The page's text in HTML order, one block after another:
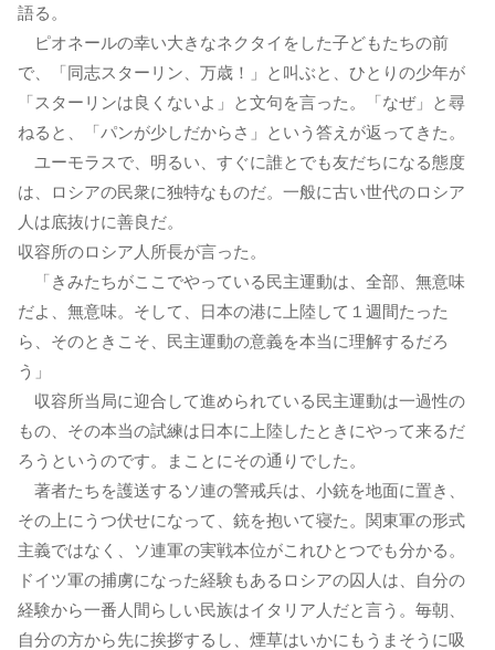
語る。
ピオネールの幸い大きなネクタイをした子どもたちの前
で、「同志スターリン、万歳！」と叫ぶと、ひとりの少年が
「スターリンは良くないよ」と文句を言った。「なぜ」と尋
ねると、「パンが少しだからさ」という答えが返ってきた。
ユーモラスで、明るい、すぐに誰とでも友だちになる態度
は、ロシアの民衆に独特なものだ。一般に古い世代のロシア
人は底抜けに善良だ。
収容所のロシア人所長が言った。
「きみたちがここでやっている民主運動は、全部、無意味
だよ、無意味。そして、日本の港に上陸して１週間たった
ら、そのときこそ、民主運動の意義を本当に理解するだろ
う」
収容所当局に迎合して進められている民主運動は一過性の
もの、その本当の試練は日本に上陸したときにやって来るだ
ろうというのです。まことにその通りでした。
著者たちを護送するソ連の警戒兵は、小銃を地面に置き、
その上にうつ伏せになって、銃を抱いて寝た。関東軍の形式
主義ではなく、ソ連軍の実戦本位がこれひとつでも分かる。
ドイツ軍の捕虜になった経験もあるロシアの囚人は、自分の
経験から一番人間らしい民族はイタリア人だと言う。毎朝、
自分の方から先に挨拶するし、煙草はいかにもうまそうに吸